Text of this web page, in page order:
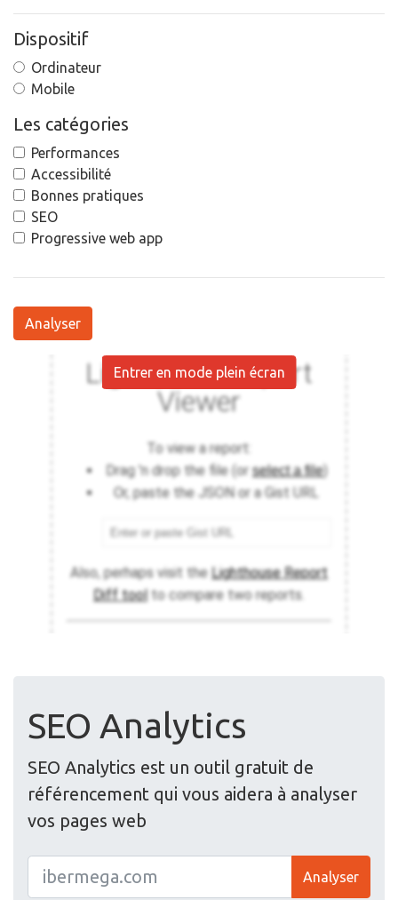
Dispositif
Ordinateur
Mobile
Les catégories
Performances
Accessibilité
Bonnes pratiques
SEO
Progressive web app
Analyser
Entrer en mode plein écran
SEO Analytics
SEO Analytics est un outil gratuit de
référencement qui vous aidera à analyser
vos pages web
Analyser